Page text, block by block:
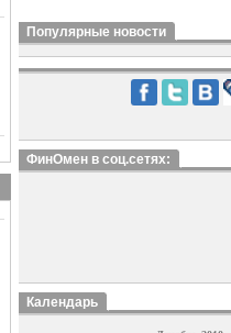
Популярные новости
ФинОмен в соц.сетях:
Календарь